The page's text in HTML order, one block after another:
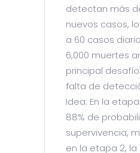
detectan más
nuevos casos,
a 60 casos
6,000 muertes
principal
falta de
Idea: En la
88% de
supervivencia,
en la etapa 2, la